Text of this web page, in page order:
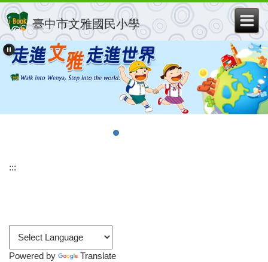
跳
到
主
要
內
容
臺中市文雅國民小學
:::
Powered by Translate